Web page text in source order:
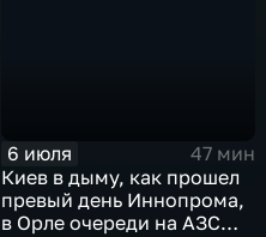
6 июля
47 мин
Киев в дыму, как прошел
превый день Иннопрома,
в Орле очереди на АЗС